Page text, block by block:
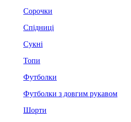
Сорочки
Спідниці
Сукні
Топи
Футболки
Футболки з довгим рукавом
Шорти